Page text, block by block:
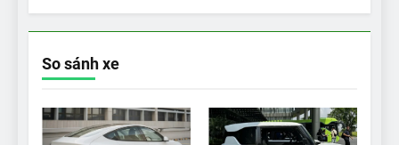
So sánh xe
chỉ có trên VinFast VF8
VinFast VF9 có gì để cạnh
tranh với các xe xăng cùng